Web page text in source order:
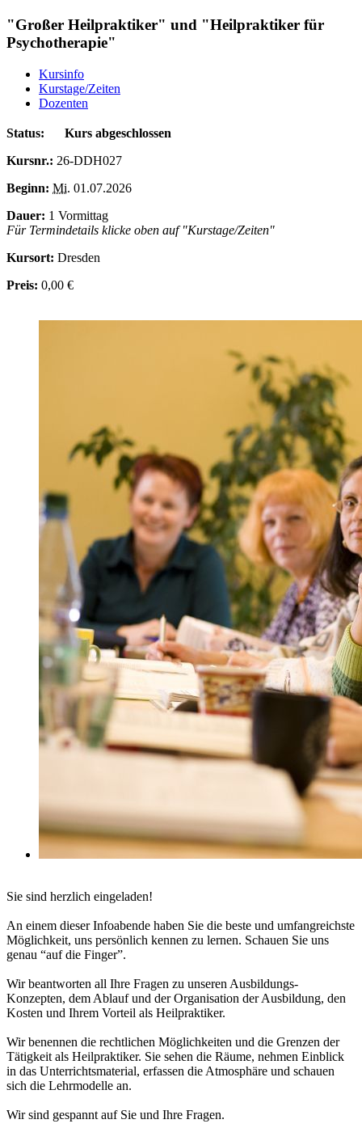
"Großer Heilpraktiker" und "Heilpraktiker für
Psychotherapie"
Kursinfo
Kurstage/Zeiten
Dozenten
Status:
Kurs abgeschlossen
Kursnr.: 26-DDH027
Beginn: Mi. 01.07.2026
Dauer: 1 Vormittag
Für Termindetails klicke oben auf "Kurstage/Zeiten"
Kursort: Dresden
Preis: 0,00 €
Sie sind herzlich eingeladen!
An einem dieser Infoabende haben Sie die beste und umfangreichste
Möglichkeit, uns persönlich kennen zu lernen. Schauen Sie uns
genau “auf die Finger”.
Wir beantworten all Ihre Fragen zu unseren Ausbildungs-
Konzepten, dem Ablauf und der Organisation der Ausbildung, den
Kosten und Ihrem Vorteil als Heilpraktiker.
Wir benennen die rechtlichen Möglichkeiten und die Grenzen der
Tätigkeit als Heilpraktiker. Sie sehen die Räume, nehmen Einblick
in das Unterrichtsmaterial, erfassen die Atmosphäre und schauen
sich die Lehrmodelle an.
Wir sind gespannt auf Sie und Ihre Fragen.